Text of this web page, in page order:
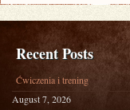
Recent Posts
Ćwiczenia i trening
August 7, 2026